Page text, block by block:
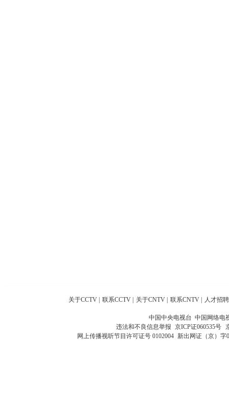
关于CCTV 联系CCTV 关于CNTV 联系CNTV 人才招聘
中国中央电视台 中国网络电
违法和不良信息举报 京ICP证060535号
网上传播视听节目许可证号 0102004 新出网证（京）